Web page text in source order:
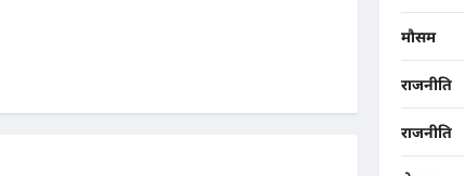
मौसम
राजनीति
राजनीति